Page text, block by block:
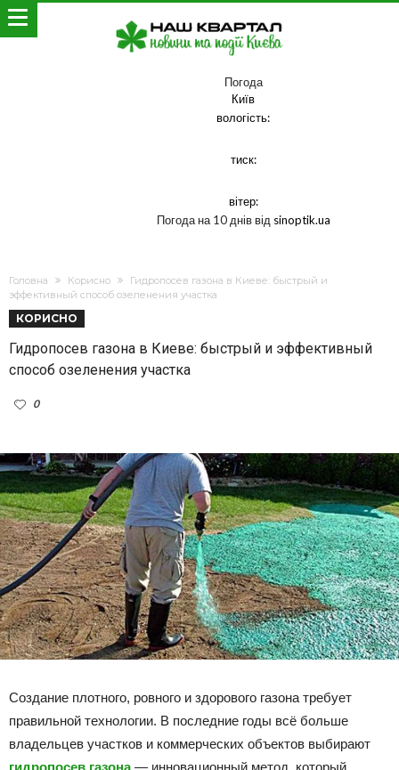
Погода
Київ
вологість:
тиск:
вітер:
Погода на 10 днів від sinoptik.ua
Головна Корисно
Гидропосев газона в Киеве: быстрый и
эффективный способ озеленения участка
КОРИСНО
Гидропосев газона в Киеве: быстрый и эффективный
способ озеленения участка
0
Создание плотного, ровного и здорового газона требует
правильной технологии. В последние годы всё больше
владельцев участков и коммерческих объектов выбирают
гидропосев газона— инновационный метод, который